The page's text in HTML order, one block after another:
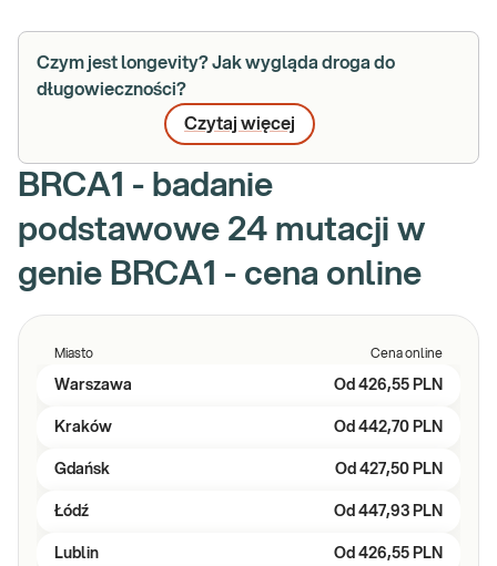
Czym jest longevity? Jak wygląda droga do
długowieczności?
Czytaj więcej
BRCA1 - badanie
podstawowe 24 mutacji w
genie BRCA1 - cena online
Miasto Cena online
Warszawa Od 426,55 PLN
Kraków Od 442,70 PLN
Gdańsk Od 427,50 PLN
Łódź Od 447,93 PLN
Lublin Od 426,55 PLN